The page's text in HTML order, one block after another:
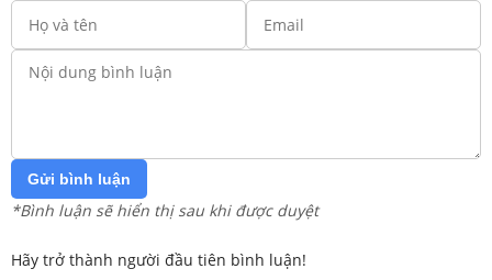
Gửi bình luận
*Bình luận sẽ hiển thị sau khi được duyệt
Hãy trở thành người đầu tiên bình luận!